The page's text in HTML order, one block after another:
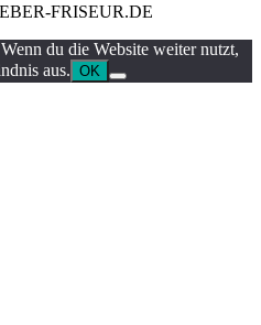
FRISEUR.DE
du die Website weiter nutzt,
aus. OK